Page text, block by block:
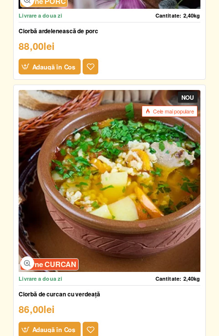
Livrare a doua zi Cantitate: 2,40kg
Ciorbă ardelenească de porc
88,00lei
Adaugă în Coş
NOU
Cele mai populare
Carne CURCAN
Livrare a doua zi Cantitate: 2,40kg
Ciorbă de curcan cu verdeață
86,00lei
Adaugă în Coş